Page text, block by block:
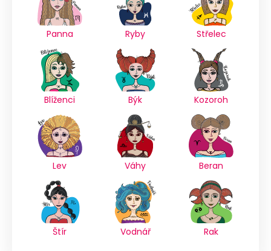
Panna Ryby Střelec
Blíženci Býk Kozoroh
Lev Váhy Beran
Štír Vodnář Rak